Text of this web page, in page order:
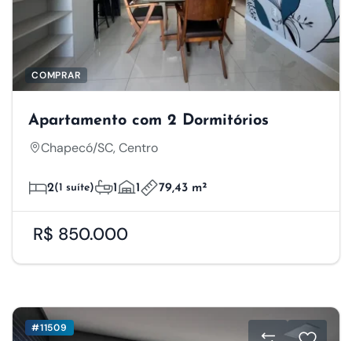
COMPRAR
Apartamento com 2 Dormitórios
Chapecó/SC, Centro
2(1 suíte) 1 1 79,43 m²
R$ 850.000
#11509